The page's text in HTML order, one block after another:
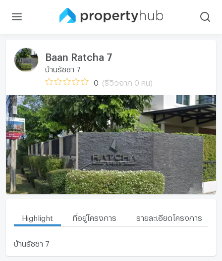
Baan Ratcha 7
บ้านรัชชา 7
0 (รีวิวจาก 0 คน)
Highlight ที่อยู่โครงการ รายละเอียดโครงการ
บ้านรัชชา 7